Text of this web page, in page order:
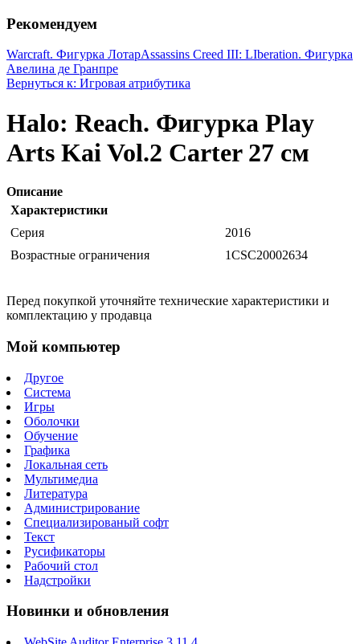
Рекомендуем
Warcraft. Фигурка ЛотарAssassins Creed III: LIberation. Фигурка
Авелина де Гранпре
Вернуться к: Игровая атрибутика
Halo: Reach. Фигурка Play
Arts Kai Vol.2 Carter 27 см
Описание
Характеристики
Серия
2016
Возрастные ограничения
1CSC20002634
Перед покупкой уточняйте технические характеристики и
комплектацию у продавца
Мой компьютер
Другое
Система
Игры
Оболочки
Обучение
Графика
Локальная сеть
Мультимедиа
Литература
Администрирование
Специализированый софт
Текст
Русификаторы
Рабочий стол
Надстройки
Новинки и обновления